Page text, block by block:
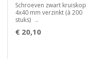
Schroeven zwart kruiskop
4x40 mm verzinkt (à 200
stuks) ..
€ 20,10